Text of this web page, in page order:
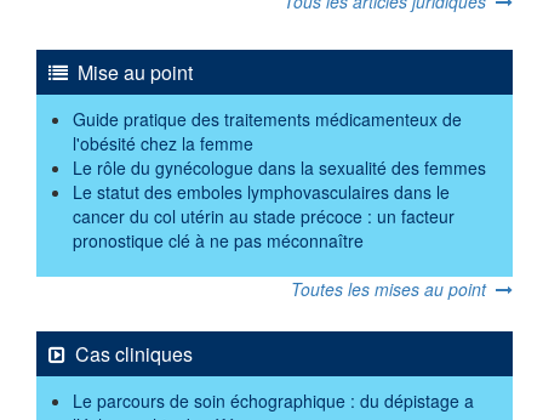
Mise au point
Guide pratique des traitements médicamenteux de
l'obésité chez la femme
Le rôle du gynécologue dans la sexualité des femmes
Le statut des emboles lymphovasculaires dans le
cancer du col utérin au stade précoce : un facteur
pronostique clé à ne pas méconnaître
Toutes les mises au point
Cas cliniques
Le parcours de soin échographique : du dépistage a